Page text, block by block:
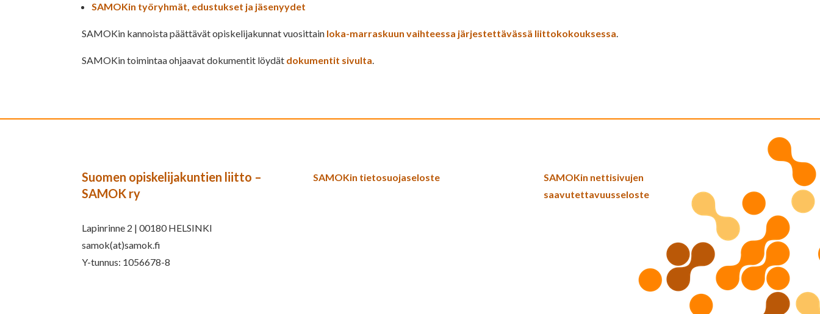
SAMOKin työryhmät, edustukset ja jäsenyydet
SAMOKin kannoista päättävät opiskelijakunnat vuosittain loka-marraskuun vaihteessa järjestettävässä liittokokouksessa.
SAMOKin toimintaa ohjaavat dokumentit löydät dokumentit sivulta.
Suomen opiskelijakuntien liitto –
SAMOK ry
Lapinrinne 2 | 00180 HELSINKI
samok(at)samok.fi
Y-tunnus: 1056678-8
SAMOKin tietosuojaseloste
SAMOKin nettisivujen
saavutettavuusseloste